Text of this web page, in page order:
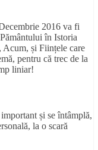
2016 va fi
în Istoria
Acum, și Ființele care
pentru că trec de la
liniar!
și se întâmplă,
la o scară